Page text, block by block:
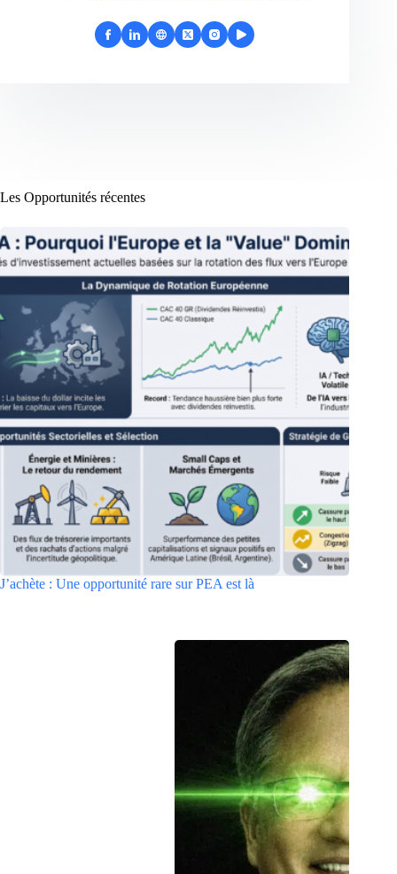
Les Opportunités récentes
J’achète : Une opportunité rare sur PEA est là